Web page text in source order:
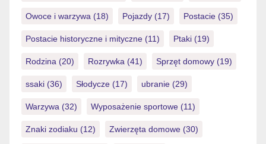
Owoce i warzywa (18) Pojazdy (17) Postacie (35)
Postacie historyczne i mityczne (11) Ptaki (19)
Rodzina (20) Rozrywka (41) Sprzęt domowy (19)
ssaki (36) Słodycze (17) ubranie (29)
Warzywa (32) Wyposażenie sportowe (11)
Znaki zodiaku (12) Zwierzęta domowe (30)